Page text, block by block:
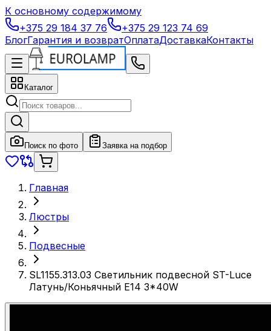
К основному содержимому
+375 29 184 37 76
+375 29 123 74 69
БлогГарантия и возвратОплатаДоставкаКонтакты
Каталог
Поиск по фото Заявка на подбор
Главная
Люстры
Подвесные
SL1155.313.03 Светильник подвесной ST-Luce
Латунь/Коньячный E14 3*40W